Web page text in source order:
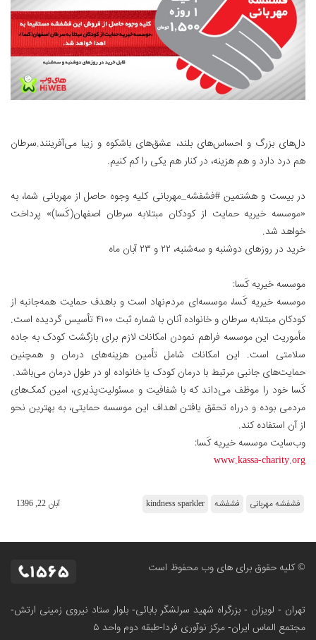
د‌ل‌های بزرگ و احساس‌های بلند، عشق‌های باشکوه و زیبا می‌آفرینند.سرطان
هم درد دارد و هم هزینه، در کنار هم یکی را کم کنیم.
در بیست و هشتمین #فشفشه_مهربانی کلیه وجوه حاصل از مهربانی شما، به
«موسسه خیریه حمایت از کودکان مبتلابه سرطان اصفهان(کَسا)» پرداخت
خواهد شد.
خرید در روزهای دوشنبه و سه‌شنبه، ۲۲ و ۲۳ آبان ماه
موسسه خیریه کَسا:
موسسه خیریه کَسا، موسسه‌ای مردم‌نهاد است و باهدف حمایت همه‌جانبه از
کودکان مبتلابه سرطان و خانواده آنان با شماره ثبت ۴۱۰۰ تأسیس گردیده است.
مأموریت این موسسه فراهم نمودن امکانات لازم برای بازگشت کودک به جاده
سلامتی است. این امکانات شامل تأمین هزینه‌های درمان و همچنین
حمایت‌های جانبی مرتبط با درمان کودک یا خانواده او در طول درمان می‌باشد.
کَسا خود را موظف می‌داند که با شفافیت و مسئولیت‌پذیری، امین کمک‌های
مردمی بوده و درراه تحقق یافتن اهداف این موسسه حمایتی، به بهترین نحو
از آن استفاده کند.
وب‌سایت موسسه خیریه کَسا:
www.kassa-charity.org
فشفشه مهربانی فشفشه kindness sparkler آبان 22, 1396
© کلیه حقوق برای های وب محفوظ است
تهران - لویزان - بزرگراه شهید سرلشگر بابائی- بلوار ستاد نیروی زمینی ارتش-
مجتمع الماس ایران- مرکز نوآوری فردا-طبقه دوم واحد ۵